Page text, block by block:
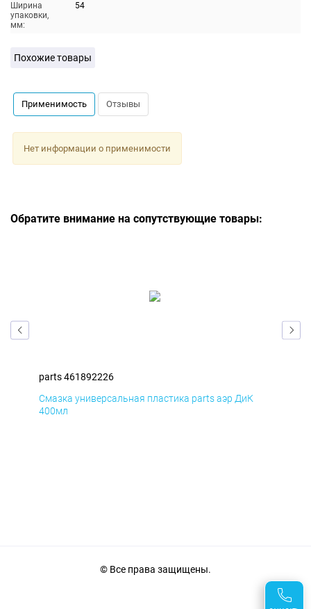
Ширина
упаковки,
мм:
54
Похожие товары
Применимость Отзывы
Нет информации о применимости
Обратите внимание на сопутствующие товары:
parts 461892226
Смазка универсальная пластика parts аэр ДиК
400мл
© Все права защищены.